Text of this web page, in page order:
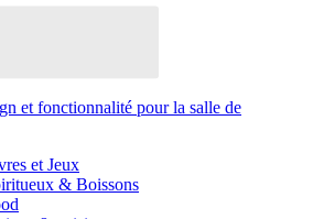
et fonctionnalité pour la salle de
et Jeux
& Boissons